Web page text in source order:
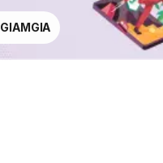
GIAMGIA